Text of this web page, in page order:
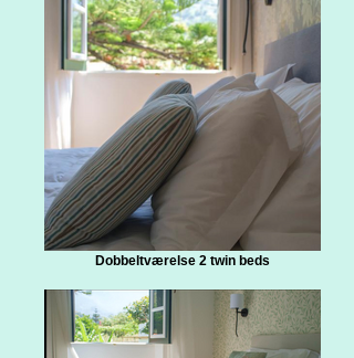
Dobbeltværelse 2 twin beds